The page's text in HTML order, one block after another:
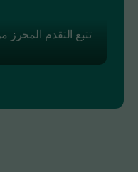
تقييم